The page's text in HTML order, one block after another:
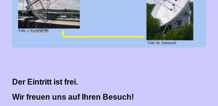
Der Eintritt ist frei.
Wir freuen uns auf Ihren Besuch!